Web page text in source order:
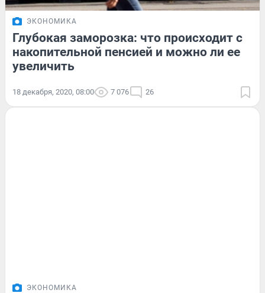
ЭКОНОМИКА
Глубокая заморозка: что происходит с
накопительной пенсией и можно ли ее
увеличить
18 декабря, 2020, 08:00 7 076 26
ЭКОНОМИКА